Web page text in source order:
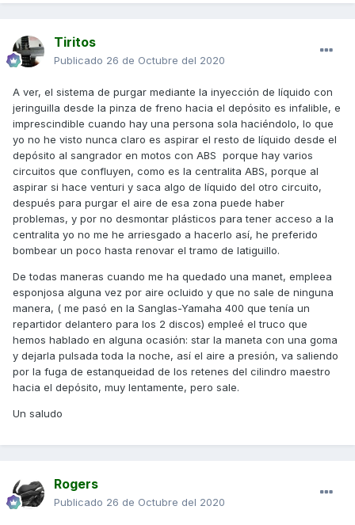
Tiritos
Publicado 26 de Octubre del 2020
A ver, el sistema de purgar mediante la inyección de líquido con
jeringuilla desde la pinza de freno hacia el depósito es infalible, e
imprescindible cuando hay una persona sola haciéndolo, lo que
yo no he visto nunca claro es aspirar el resto de líquido desde el
depósito al sangrador en motos con ABS porque hay varios
circuitos que confluyen, como es la centralita ABS, porque al
aspirar si hace venturi y saca algo de líquido del otro circuito,
después para purgar el aire de esa zona puede haber
problemas, y por no desmontar plásticos para tener acceso a la
centralita yo no me he arriesgado a hacerlo así, he preferido
bombear un poco hasta renovar el tramo de latiguillo.
De todas maneras cuando me ha quedado una manet, empleea
esponjosa alguna vez por aire ocluido y que no sale de ninguna
manera, ( me pasó en la Sanglas-Yamaha 400 que tenía un
repartidor delantero para los 2 discos) empleé el truco que
hemos hablado en alguna ocasión: star la maneta con una goma
y dejarla pulsada toda la noche, así el aire a presión, va saliendo
por la fuga de estanqueidad de los retenes del cilindro maestro
hacia el depósito, muy lentamente, pero sale.
Un saludo
Rogers
Publicado 26 de Octubre del 2020